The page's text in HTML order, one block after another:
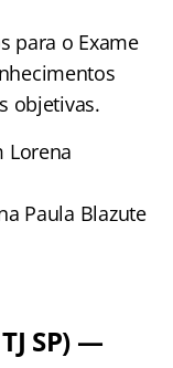
para o Exame
objetivas.
Lorena
Paula Blazute
SP) —